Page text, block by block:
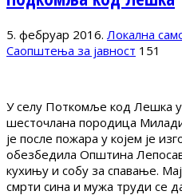
5. фебруар 2016. Локална
Саопштења за јавност 151
У селу Поткомље код Лешка
шесточлана породица
је после пожара у којем је
обезбедила Општина
кухињу и собу за спавање.
смрти сина и мужа труди се